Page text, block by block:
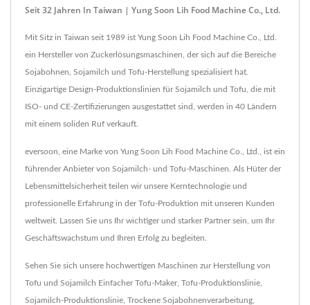
Seit 32 Jahren In Taiwan | Yung Soon Lih Food Machine Co., Ltd.
Mit Sitz in Taiwan seit 1989 ist Yung Soon Lih Food Machine Co., Ltd.
ein Hersteller von Zuckerlösungsmaschinen, der sich auf die Bereiche
Sojabohnen, Sojamilch und Tofu-Herstellung spezialisiert hat.
Einzigartige Design-Produktionslinien für Sojamilch und Tofu, die mit
ISO- und CE-Zertifizierungen ausgestattet sind, werden in 40 Ländern
mit einem soliden Ruf verkauft.
eversoon, eine Marke von Yung Soon Lih Food Machine Co., Ltd., ist ein
führender Anbieter von Sojamilch- und Tofu-Maschinen. Als Hüter der
Lebensmittelsicherheit teilen wir unsere Kerntechnologie und
professionelle Erfahrung in der Tofu-Produktion mit unseren Kunden
weltweit. Lassen Sie uns Ihr wichtiger und starker Partner sein, um Ihr
Geschäftswachstum und Ihren Erfolg zu begleiten.
Sehen Sie sich unsere hochwertigen Maschinen zur Herstellung von
Tofu und Sojamilch Einfacher Tofu-Maker, Tofu-Produktionslinie
Sojamilch-Produktionslinie Trockene Sojabohnenverarbeitung